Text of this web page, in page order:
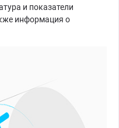
и показатели
информация о